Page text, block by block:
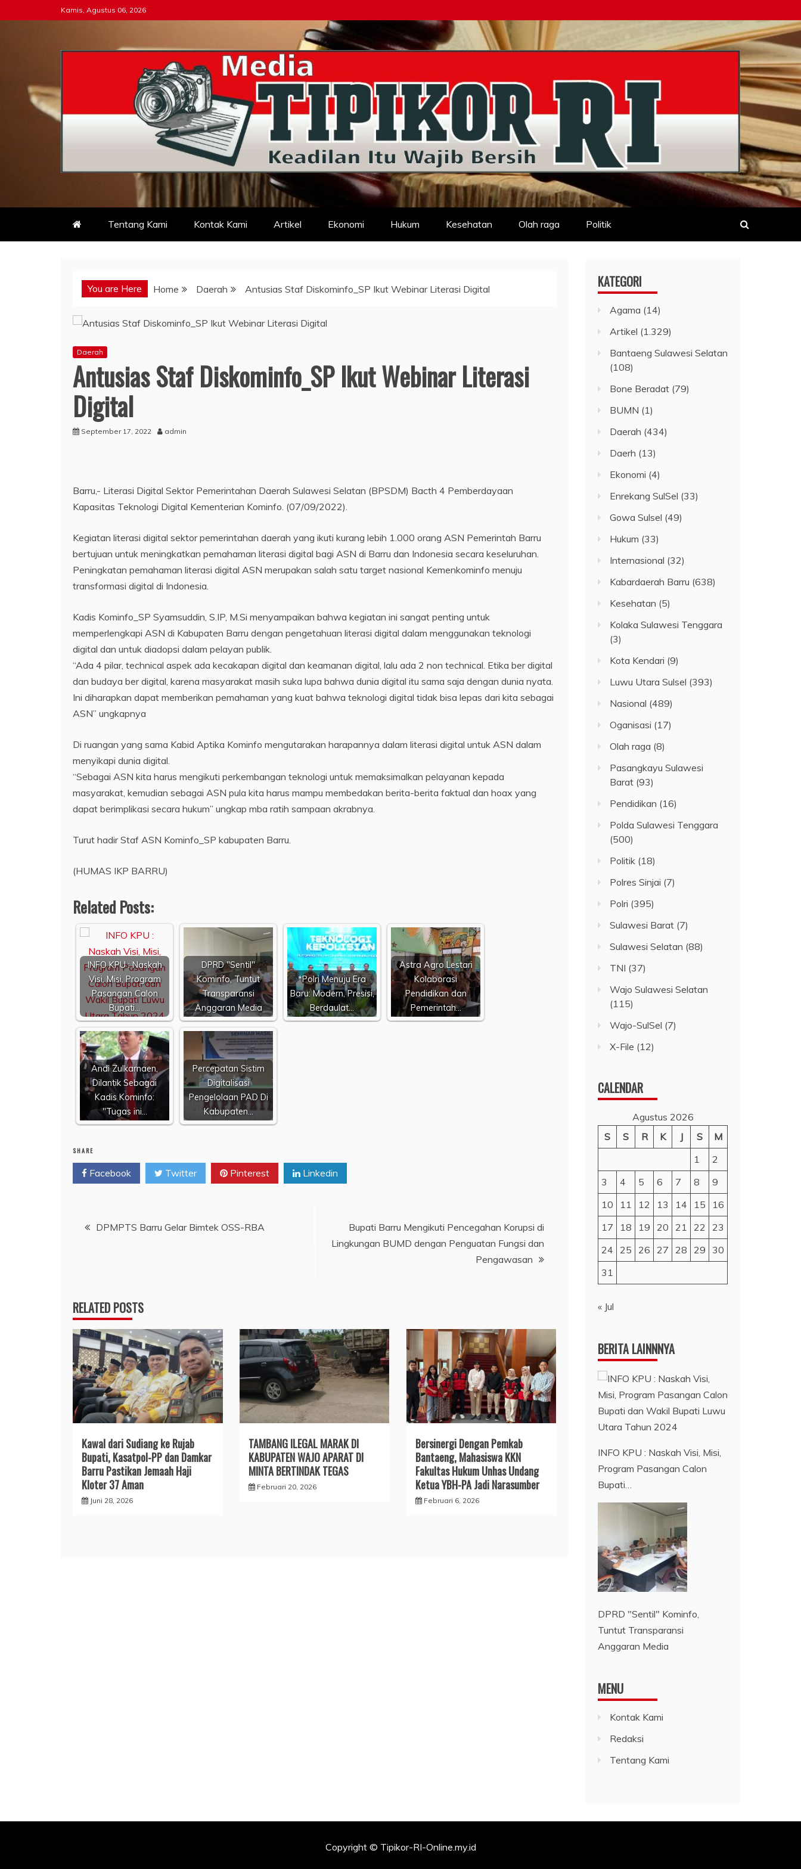
to
Kamis, Agustus 06, 2026
Tipikor-ri-online.my.id
Keadilan Itu Wajib Bersih
Tentang Kami Kontak Kami Artikel Ekonomi Hukum Kesehatan Olah raga Politik
You are Here Home Daerah Antusias Staf Diskominfo_SP Ikut Webinar Literasi Digital
Daerah
Antusias Staf Diskominfo_SP Ikut Webinar Literasi
Digital
September 17, 2022 admin
Barru,- Literasi Digital Sektor Pemerintahan Daerah Sulawesi Selatan (BPSDM) Bacth 4 Pemberdayaan
Kapasitas Teknologi Digital Kementerian Kominfo. (07/09/2022).
Kegiatan literasi digital sektor pemerintahan daerah yang ikuti kurang lebih 1.000 orang ASN Pemerintah Barru
bertujuan untuk meningkatkan pemahaman literasi digital bagi ASN di Barru dan Indonesia secara keseluruhan.
Peningkatan pemahaman literasi digital ASN merupakan salah satu target nasional Kemenkominfo menuju
transformasi digital di Indonesia.
Kadis Kominfo_SP Syamsuddin, S.IP, M.Si menyampaikan bahwa kegiatan ini sangat penting untuk
memperlengkapi ASN di Kabupaten Barru dengan pengetahuan literasi digital dalam menggunakan teknologi
digital dan untuk diadopsi dalam pelayan publik.
“Ada 4 pilar, technical aspek ada kecakapan digital dan keamanan digital, lalu ada 2 non technical. Etika ber digital
dan budaya ber digital, karena masyarakat masih suka lupa bahwa dunia digital itu sama saja dengan dunia nyata.
Ini diharapkan dapat memberikan pemahaman yang kuat bahwa teknologi digital tidak bisa lepas dari kita sebagai
ASN” ungkapnya
Di ruangan yang sama Kabid Aptika Kominfo mengutarakan harapannya dalam literasi digital untuk ASN dalam
menyikapi dunia digital.
“Sebagai ASN kita harus mengikuti perkembangan teknologi untuk memaksimalkan pelayanan kepada
masyarakat, kemudian sebagai ASN pula kita harus mampu membedakan berita-berita faktual dan hoax yang
dapat berimplikasi secara hukum” ungkap mba ratih sampaan akrabnya.
Turut hadir Staf ASN Kominfo_SP kabupaten Barru.
(HUMAS IKP BARRU)
Related Posts:
INFO KPU : Naskah
Visi, Misi, Program
Pasangan Calon
Bupati…
DPRD "Sentil"
Kominfo, Tuntut
Transparansi
Anggaran Media
*Polri Menuju Era
Baru: Modern, Presisi,
Berdaulat…
Astra Agro Lestari
Kolaborasi
Pendidikan dan
Pemerintah…
Andi Zulkarnaen,
Dilantik Sebagai
Kadis Kominfo:
"Tugas ini…
Percepatan Sistim
Digitalisasi
Pengelolaan PAD Di
Kabupaten…
SHARE
Facebook Twitter Pinterest Linkedin
Navigasi
DPMPTS Barru Gelar Bimtek OSS-RBA
Bupati Barru Mengikuti Pencegahan Korupsi di
Lingkungan BUMD dengan Penguatan Fungsi dan
Pengawasan
RELATED POSTS
​Kawal dari Sudiang ke Rujab
Bupati, Kasatpol-PP dan Damkar
Barru Pastikan Jemaah Haji
Kloter 37 Aman
Juni 28, 2026
TAMBANG ILEGAL MARAK DI
KABUPATEN WAJO APARAT DI
MINTA BERTINDAK TEGAS
Februari 20, 2026
Bersinergi Dengan Pemkab
Bantaeng, Mahasiswa KKN
Fakultas Hukum Unhas Undang
Ketua YBH-PA Jadi Narasumber
Februari 6, 2026
KATEGORI
Agama (14)
Artikel (1.329)
Bantaeng Sulawesi Selatan
(108)
Bone Beradat (79)
BUMN (1)
Daerah (434)
Daerh (13)
Ekonomi (4)
Enrekang SulSel (33)
Gowa Sulsel (49)
Hukum (33)
Internasional (32)
Kabardaerah Barru (638)
Kesehatan (5)
Kolaka Sulawesi Tenggara
(3)
Kota Kendari (9)
Luwu Utara Sulsel (393)
Nasional (489)
Oganisasi (17)
Olah raga (8)
Pasangkayu Sulawesi
Barat (93)
Pendidikan (16)
Polda Sulawesi Tenggara
(500)
Politik (18)
Polres Sinjai (7)
Polri (395)
Sulawesi Barat (7)
Sulawesi Selatan (88)
TNI (37)
Wajo Sulawesi Selatan
(115)
Wajo-SulSel (7)
X-File (12)
CALENDAR
Agustus 2026
S
S R K J S
M
1
2
3
4 5 6 7 8
9
10
11 12 13 14 15
16
17
18 19 20 21 22
23
24
25 26 27 28 29
30
31
« Jul
BERITA LAINNNYA
INFO KPU : Naskah Visi, Misi,
Program Pasangan Calon
Bupati…
DPRD "Sentil" Kominfo,
Tuntut Transparansi
Anggaran Media
MENU
Kontak Kami
Redaksi
Tentang Kami
Copyright © Tipikor-RI-Online.my.id